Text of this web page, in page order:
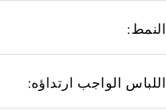
النمط:
اللباس الواجب ارتداؤه: